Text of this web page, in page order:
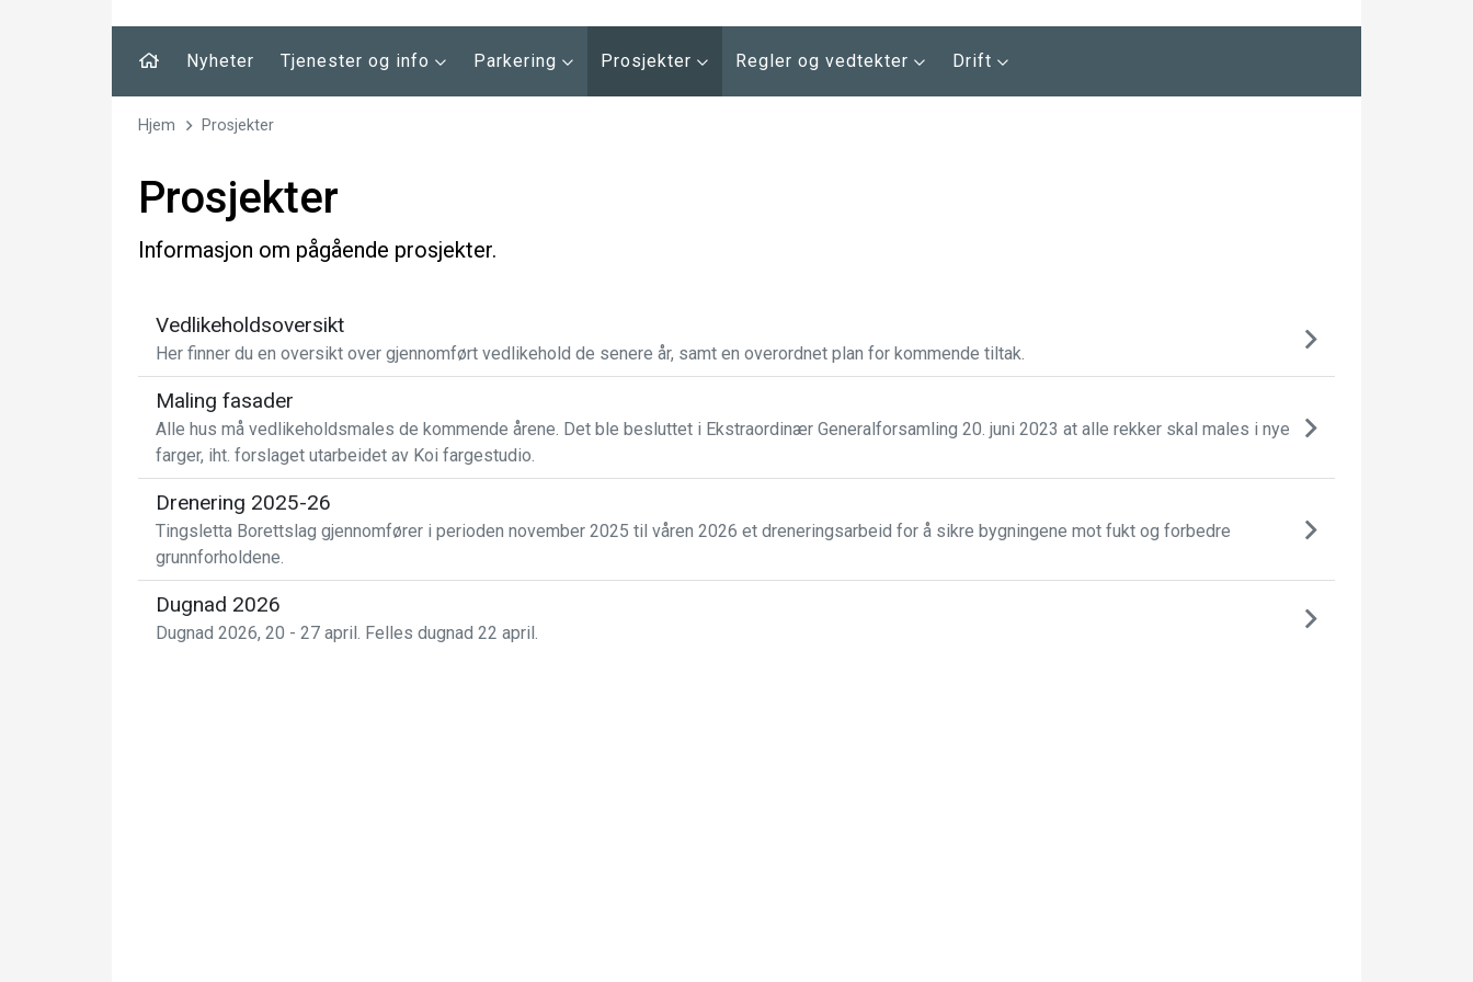
Nyheter Tjenester og info Parkering Prosjekter Regler og vedtekter Drift
Hjem Prosjekter
Prosjekter
Informasjon om pågående prosjekter.
Vedlikeholdsoversikt
Her finner du en oversikt over gjennomført vedlikehold de senere år, samt en overordnet plan for kommende tiltak.
Maling fasader
Alle hus må vedlikeholdsmales de kommende årene. Det ble besluttet i Ekstraordinær Generalforsamling 20. juni 2023 at alle rekker skal males i nye
farger, iht. forslaget utarbeidet av Koi fargestudio.
Drenering 2025-26
Tingsletta Borettslag gjennomfører i perioden november 2025 til våren 2026 et dreneringsarbeid for å sikre bygningene mot fukt og forbedre
grunnforholdene.
Dugnad 2026
Dugnad 2026, 20 - 27 april. Felles dugnad 22 april.